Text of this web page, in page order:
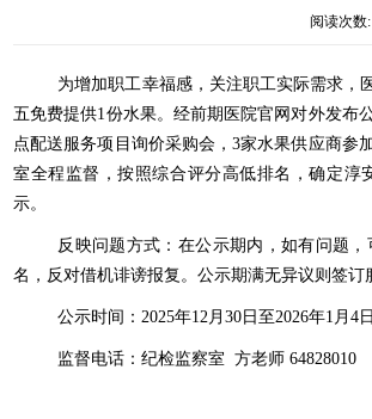
阅读次数:
为增加职工幸福感，关注职工实际需求，
五免费提供1份水果。经前期医院官网对外发布
点配送服务项目询价采购会，3家水果供应商参
室全程监督，按照综合评分高低排名，确定淳
示。
反映问题方式：在公示期内，如有问题
名，反对借机诽谤报复。公示期满无异议则签订
公示时间：2025年12月30日至2026年1月4
监督电话：纪检监察室 方老师 64828010